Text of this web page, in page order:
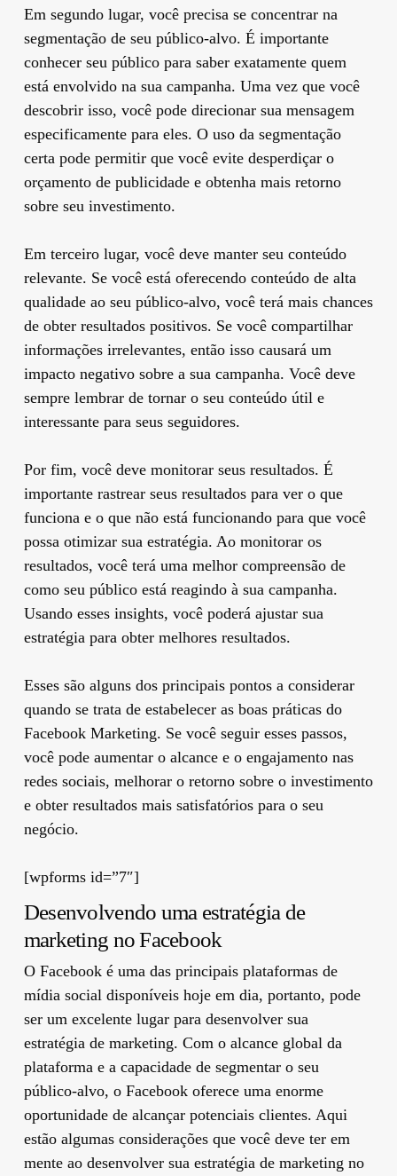
Em segundo lugar, você precisa se concentrar na
segmentação de seu público-alvo. É importante
conhecer seu público para saber exatamente quem
está envolvido na sua campanha. Uma vez que você
descobrir isso, você pode direcionar sua mensagem
especificamente para eles. O uso da segmentação
certa pode permitir que você evite desperdiçar o
orçamento de publicidade e obtenha mais retorno
sobre seu investimento.
Em terceiro lugar, você deve manter seu conteúdo
relevante. Se você está oferecendo conteúdo de alta
qualidade ao seu público-alvo, você terá mais chances
de obter resultados positivos. Se você compartilhar
informações irrelevantes, então isso causará um
impacto negativo sobre a sua campanha. Você deve
sempre lembrar de tornar o seu conteúdo útil e
interessante para seus seguidores.
Por fim, você deve monitorar seus resultados. É
importante rastrear seus resultados para ver o que
funciona e o que não está funcionando para que você
possa otimizar sua estratégia. Ao monitorar os
resultados, você terá uma melhor compreensão de
como seu público está reagindo à sua campanha.
Usando esses insights, você poderá ajustar sua
estratégia para obter melhores resultados.
Esses são alguns dos principais pontos a considerar
quando se trata de estabelecer as boas práticas do
Facebook Marketing. Se você seguir esses passos,
você pode aumentar o alcance e o engajamento nas
redes sociais, melhorar o retorno sobre o investimento
e obter resultados mais satisfatórios para o seu
negócio.
[wpforms id=”7″]
Desenvolvendo uma estratégia de
marketing no Facebook
O Facebook é uma das principais plataformas de
mídia social disponíveis hoje em dia, portanto, pode
ser um excelente lugar para desenvolver sua
estratégia de marketing. Com o alcance global da
plataforma e a capacidade de segmentar o seu
público-alvo, o Facebook oferece uma enorme
oportunidade de alcançar potenciais clientes. Aqui
estão algumas considerações que você deve ter em
mente ao desenvolver sua estratégia de marketing no